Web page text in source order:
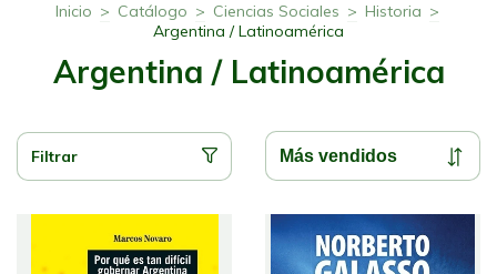
Inicio > Catálogo > Ciencias Sociales > Historia >
Argentina / Latinoamérica
Argentina / Latinoamérica
Filtrar